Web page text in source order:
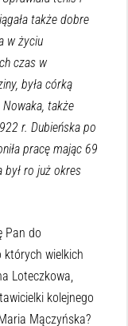
także dobre
w życiu
czas w
była córką
także
r. Dubieńska po
pracę mając 69
był ro już okres
Pan do
wielkich
Loteczkowa,
kolejnego
Mączyńska?